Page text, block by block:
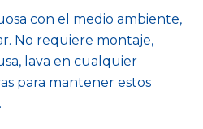
con el medio ambiente,
No requiere montaje,
lava en cualquier
para mantener estos